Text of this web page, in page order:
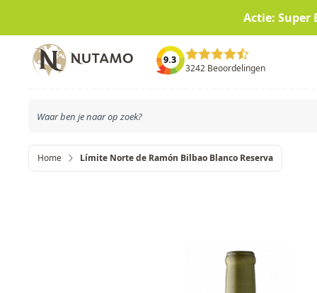
Actie: Super
Ga naar de inhoud
9.3
3242 Beoordelingen
Home Límite Norte de Ramón Bilbao Blanco Reserva